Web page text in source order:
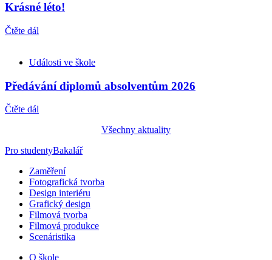
Krásné léto!
Čtěte dál
Události ve škole
Předávání diplomů absolventům 2026
Čtěte dál
Všechny aktuality
Pro studentyBakalář
Zaměření
Fotografická tvorba
Design interiéru
Grafický design
Filmová tvorba
Filmová produkce
Scenáristika
O škole